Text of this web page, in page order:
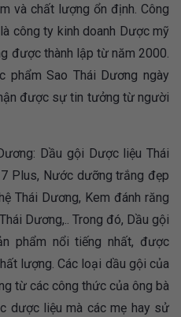
và chất lượng ổn định. Công
công ty kinh doanh Dược mỹ
được thành lập từ năm 2000.
phẩm Sao Thái Dương ngày
được sự tin tưởng từ người
Dầu gội Dược liệu Thái
Plus, Nước dưỡng trắng đẹp
Thái Dương, Kem đánh răng
Dương,.. Trong đó, Dầu gội
phẩm nổi tiếng nhất, được
lượng. Các loại dầu gội của
từ các công thức của ông bà
dược liệu mà các mẹ hay sử